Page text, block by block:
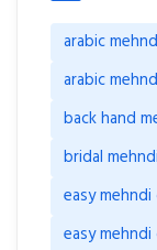
arabic
arabic
back hand
bridal
easy
easy